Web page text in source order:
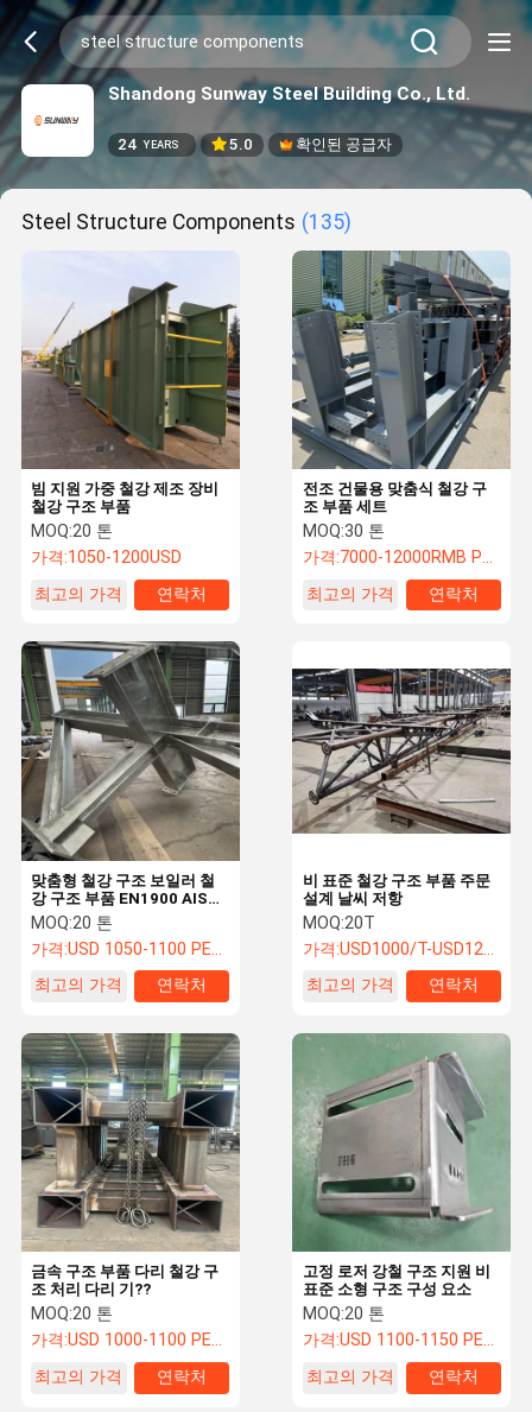
Shandong Sunway Steel Building Co., Ltd.
24 YEARS 5.0 확인된 공급자
Steel Structure Components (135)
빔 지원 가중 철강 제조 장비
철강 구조 부품
MOQ:20 톤
가격:1050-1200USD
최고의 가격
연락처
전조 건물용 맞춤식 철강 구
조 부품 세트
MOQ:30 톤
가격:7000-12000RMB Per Ton
최고의 가격
연락처
맞춤형 철강 구조 보일러 철
강 구조 부품 EN1900 AISC
JIS CWB
MOQ:20 톤
가격:USD 1050-1100 PER TON
최고의 가격
연락처
비 표준 철강 구조 부품 주문
설계 날씨 저항
MOQ:20T
가격:USD1000/T-USD1200/T
최고의 가격
연락처
금속 구조 부품 다리 철강 구
조 처리 다리 기??
MOQ:20 톤
가격:USD 1000-1100 PER TON
최고의 가격
연락처
고정 로저 강철 구조 지원 비
표준 소형 구조 구성 요소
MOQ:20 톤
가격:USD 1100-1150 PER TON
최고의 가격
연락처